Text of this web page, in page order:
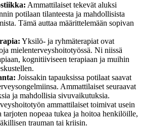
Ammattilaiset tekevät aluksi
potilaan tilanteesta ja mahdollisista
Tämä auttaa määrittelemään sopivan
Yksilö- ja ryhmäterapiat ovat
mielenterveyshoitotyössä. Ni niissä
kognitiiviseen terapiaan ja muihin
Joissakin tapauksissa potilaat saavat
Ammattilaiset seuraavat
ja mahdollisia sivuvaikutuksia.
ammattilaiset toimivat usein
tarjoten nopeaa tukea ja hoitoa henkilöille,
trauman tai kriisin.